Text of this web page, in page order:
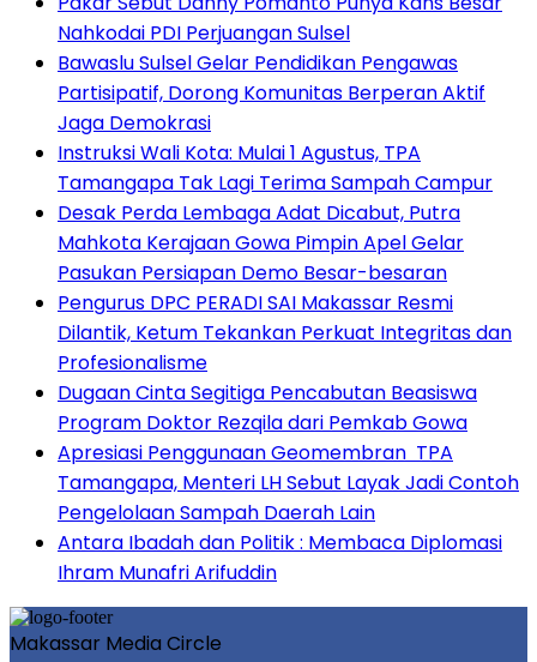
Nahkodai PDI Perjuangan Sulsel
Bawaslu Sulsel Gelar Pendidikan Pengawas
Partisipatif, Dorong Komunitas Berperan Aktif
Jaga Demokrasi
Instruksi Wali Kota: Mulai 1 Agustus, TPA
Tamangapa Tak Lagi Terima Sampah Campur
Desak Perda Lembaga Adat Dicabut, Putra
Mahkota Kerajaan Gowa Pimpin Apel Gelar
Pasukan Persiapan Demo Besar-besaran
Pengurus DPC PERADI SAI Makassar Resmi
Dilantik, Ketum Tekankan Perkuat Integritas dan
Profesionalisme
Dugaan Cinta Segitiga Pencabutan Beasiswa
Program Doktor Rezqila dari Pemkab Gowa
Apresiasi Penggunaan Geomembran TPA
Tamangapa, Menteri LH Sebut Layak Jadi Contoh
Pengelolaan Sampah Daerah Lain
Antara Ibadah dan Politik : Membaca Diplomasi
Ihram Munafri Arifuddin
Makassar Media Circle